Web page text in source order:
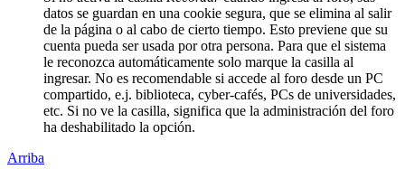
datos se guardan en una cookie segura, que se elimina al salir
de la página o al cabo de cierto tiempo. Esto previene que su
cuenta pueda ser usada por otra persona. Para que el sistema
le reconozca automáticamente solo marque la casilla al
ingresar. No es recomendable si accede al foro desde un PC
compartido, e.j. biblioteca, cyber-cafés, PCs de universidades,
etc. Si no ve la casilla, significa que la administración del foro
ha deshabilitado la opción.
Arriba